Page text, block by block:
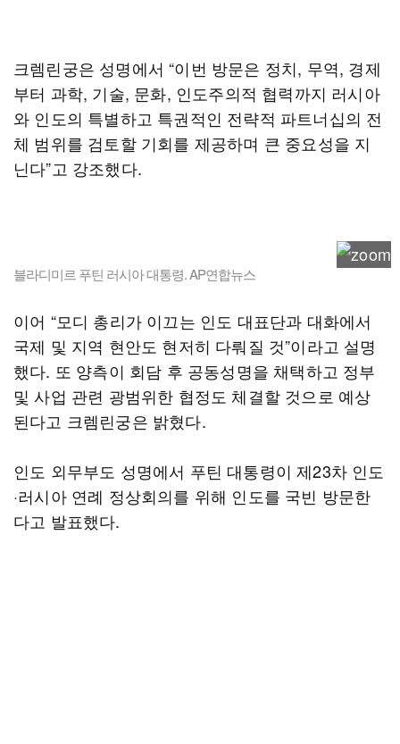
크렘린궁은 성명에서 “이번 방문은 정치, 무역, 경제
부터 과학, 기술, 문화, 인도주의적 협력까지 러시아
와 인도의 특별하고 특권적인 전략적 파트너십의 전
체 범위를 검토할 기회를 제공하며 큰 중요성을 지
닌다”고 강조했다.
블라디미르 푸틴 러시아 대통령. AP연합뉴스
이어 “모디 총리가 이끄는 인도 대표단과 대화에서
국제 및 지역 현안도 현저히 다뤄질 것”이라고 설명
했다. 또 양측이 회담 후 공동성명을 채택하고 정부
및 사업 관련 광범위한 협정도 체결할 것으로 예상
된다고 크렘린궁은 밝혔다.
인도 외무부도 성명에서 푸틴 대통령이 제23차 인도
·러시아 연례 정상회의를 위해 인도를 국빈 방문한
다고 발표했다.